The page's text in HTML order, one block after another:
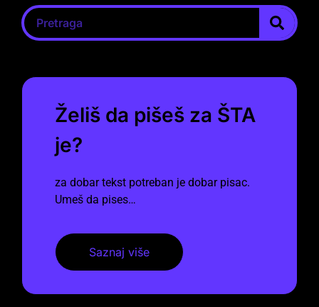
Želiš da pišeš za ŠTA
je?
za dobar tekst potreban je dobar pisac.
Umeš da pises…
Saznaj više